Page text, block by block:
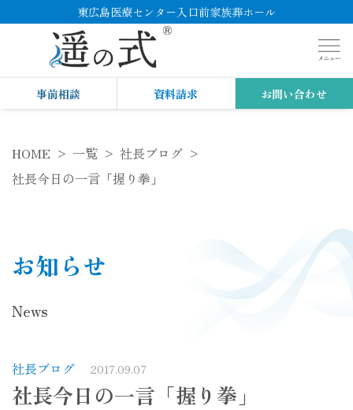
東広島医療センター入口前家族葬ホール
事前相談 資料請求 お問い合わせ
HOME 一覧
社長ブログ
社長今日の一言「握り拳」
お知らせ
News
社長ブログ 2017.09.07
社長今日の一言「握り拳」